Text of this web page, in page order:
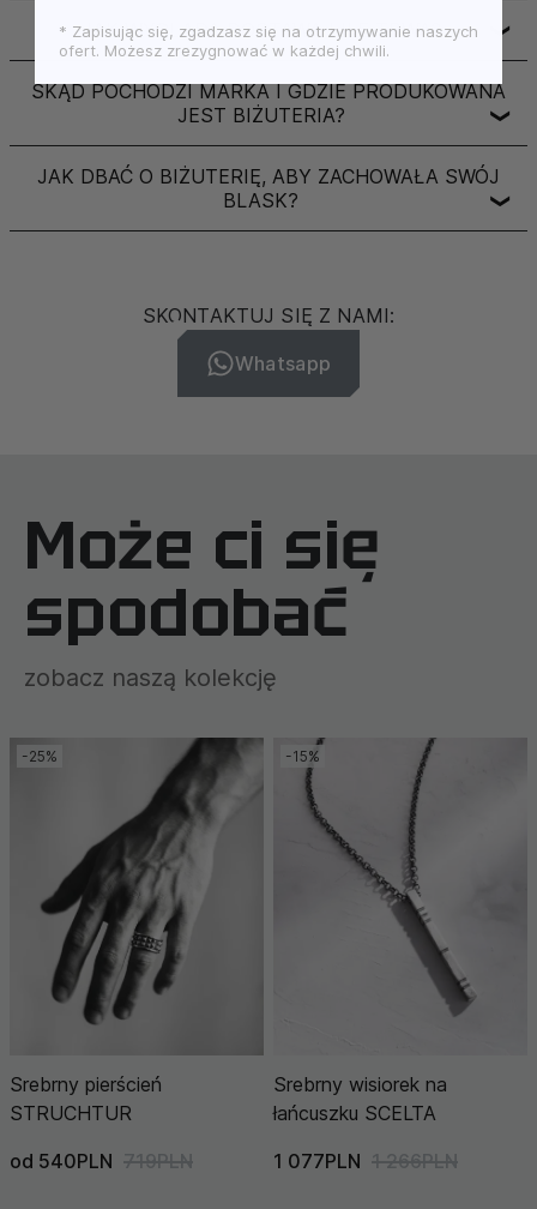
JAK WYGLĄDA DOSTAWA I ILE TRWA? ❯
SKĄD POCHODZI MARKA I GDZIE PRODUKOWANA
JEST BIŻUTERIA?
❯
JAK DBAĆ O BIŻUTERIĘ, ABY ZACHOWAŁA SWÓJ
BLASK?
❯
SKONTAKTUJ SIĘ Z NAMI:
Whatsapp
Może ci się
spodobać
zobacz naszą kolekcję
-25%
Srebrny pierścień
STRUCHTUR
od 540PLN 719PLN
-15%
Srebrny wisiorek na
łańcuszku SCELTA
1 077PLN 1 266PLN
* Zapisując się, zgadzasz się na otrzymywanie naszych
ofert. Możesz zrezygnować w każdej chwili.